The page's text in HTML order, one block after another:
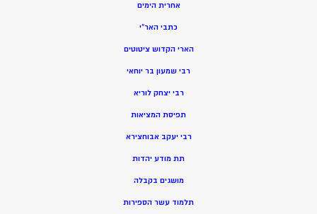
אחרית הימים
כתבי האר”י
הארי הקדוש ציטוטים
רבי שמעון בר יוחאי
רבי יצחק לוריא
תפיסת המציאות
רבי יעקב אבוחצירא
תת מודע יהדות
מושגים בקבלה
תלמוד עשר הספירות